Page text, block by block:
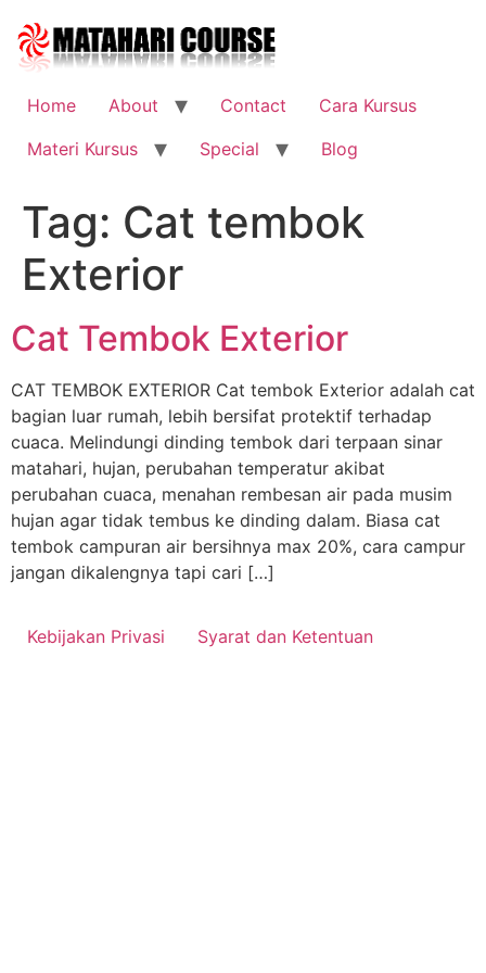
content
Home
About Contact
Cara Kursus
Materi Kursus
Special Blog
Tag: Cat tembok
Exterior
Cat Tembok Exterior
CAT TEMBOK EXTERIOR Cat tembok Exterior adalah cat
bagian luar rumah, lebih bersifat protektif terhadap
cuaca. Melindungi dinding tembok dari terpaan sinar
matahari, hujan, perubahan temperatur akibat
perubahan cuaca, menahan rembesan air pada musim
hujan agar tidak tembus ke dinding dalam. Biasa cat
tembok campuran air bersihnya max 20%, cara campur
jangan dikalengnya tapi cari […]
Kebijakan Privasi Syarat dan Ketentuan